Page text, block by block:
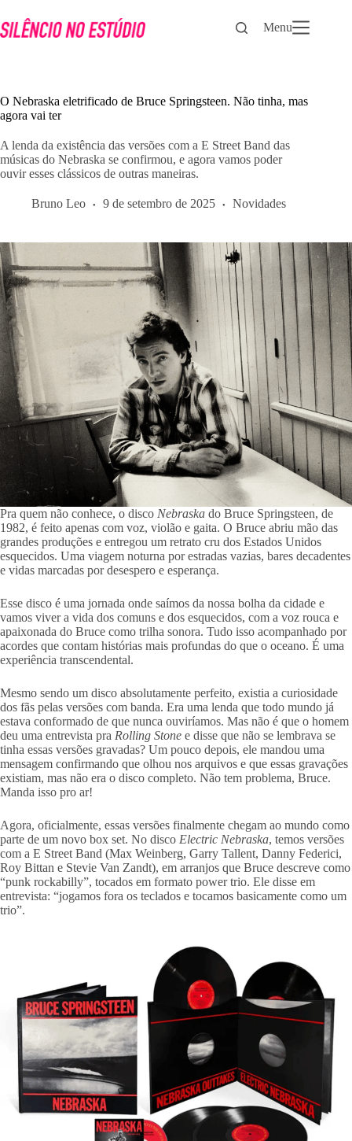
para
o
Menu
O Nebraska eletrificado de Bruce Springsteen. Não tinha, mas
agora vai ter
A lenda da existência das versões com a E Street Band das
músicas do Nebraska se confirmou, e agora vamos poder
ouvir esses clássicos de outras maneiras.
Bruno Leo 9 de setembro de 2025 Novidades
Pra quem não conhece, o disco Nebraska do Bruce Springsteen, de
1982, é feito apenas com voz, violão e gaita. O Bruce abriu mão das
grandes produções e entregou um retrato cru dos Estados Unidos
esquecidos. Uma viagem noturna por estradas vazias, bares decadentes
e vidas marcadas por desespero e esperança.
Esse disco é uma jornada onde saímos da nossa bolha da cidade e
vamos viver a vida dos comuns e dos esquecidos, com a voz rouca e
apaixonada do Bruce como trilha sonora. Tudo isso acompanhado por
acordes que contam histórias mais profundas do que o oceano. É uma
experiência transcendental.
Mesmo sendo um disco absolutamente perfeito, existia a curiosidade
dos fãs pelas versões com banda. Era uma lenda que todo mundo já
estava conformado de que nunca ouviríamos. Mas não é que o homem
deu uma entrevista pra Rolling Stone e disse que não se lembrava se
tinha essas versões gravadas? Um pouco depois, ele mandou uma
mensagem confirmando que olhou nos arquivos e que essas gravações
existiam, mas não era o disco completo. Não tem problema, Bruce.
Manda isso pro ar!
Agora, oficialmente, essas versões finalmente chegam ao mundo como
parte de um novo box set. No disco Electric Nebraska, temos versões
com a E Street Band (Max Weinberg, Garry Tallent, Danny Federici,
Roy Bittan e Stevie Van Zandt), em arranjos que Bruce descreve como
“punk rockabilly”, tocados em formato power trio. Ele disse em
entrevista: “jogamos fora os teclados e tocamos basicamente como um
trio”.